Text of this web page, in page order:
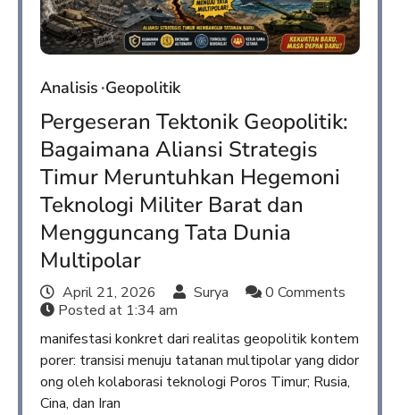
Analisis Geopolitik
Pergeseran Tektonik Geopolitik:
Bagaimana Aliansi Strategis
Timur Meruntuhkan Hegemoni
Teknologi Militer Barat dan
Mengguncang Tata Dunia
Multipolar
April 21, 2026 Surya
0 Comments
Posted at 1:34 am
manifestasi konkret dari realitas geopolitik kontem
porer: transisi menuju tatanan multipolar yang didor
ong oleh kolaborasi teknologi Poros Timur; Rusia,
Cina, dan Iran